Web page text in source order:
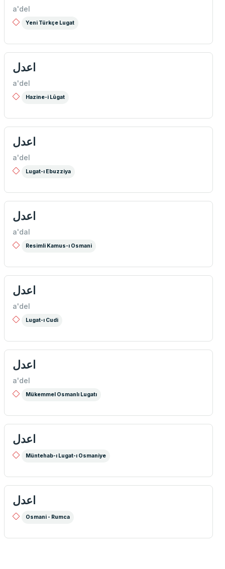
a'del
Yeni Türkçe Lugat
اعدل
a'del
Hazine-i Lûgat
اعدل
a'del
Lugat-ı Ebuzziya
اعدل
a'dal
Resimli Kamus-ı Osmani
اعدل
a'del
Lugat-ı Cudi
اعدل
a'del
Mükemmel Osmanlı Lugatı
اعدل
Müntehab-ı Lugat-ı Osmaniye
اعدل
Osmani - Rumca